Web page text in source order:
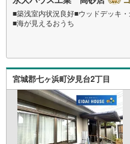
■築浅室内状況良好■ウッドデッキ・
■海が見えるおうち
■見学・来場予約で3000円分の選
～永大ハウス工業の強み～
仙台市を中心に宮城県内の多数店
きく2つに分けてご紹介！
1.
＜豊富な不動産知識＞
戸建・マンション・土地...と種別
更に教育施設や商業施設、子育て
客様により良い物件選びをして頂
きます。
宮城郡七ヶ浜町汐見台2丁目